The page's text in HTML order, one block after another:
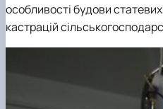
особливості будови
кастрацій